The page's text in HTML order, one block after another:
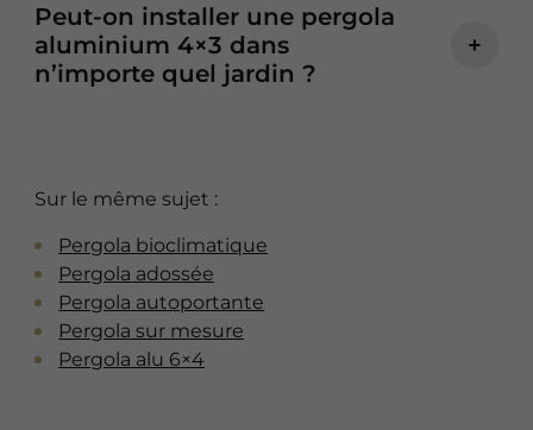
Peut-on installer une pergola
aluminium 4×3 dans
n’importe quel jardin ?
+
Sur le même sujet :
Pergola bioclimatique
Pergola adossée
Pergola autoportante
Pergola sur mesure
Pergola alu 6×4